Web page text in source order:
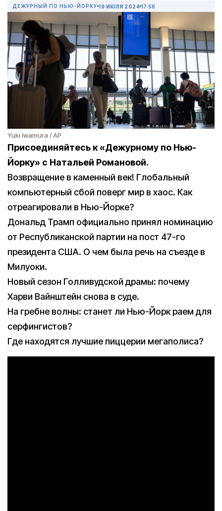
ДЕЖУРНЫЙ ПО НЬЮ-ЙОРКУ 19 ИЮЛЯ 2024 17:58
Yuki Iwamura / AP
Присоединяйтесь к «Дежурному по Нью-
Йорку» с Натальей Романовой.
Возвращение в каменный век! Глобальный
компьютерный сбой поверг мир в хаос. Как
отреагировали в Нью-Йорке?
Дональд Трамп официально принял номинацию
от Республиканской партии на пост 47-го
президента США. О чем была речь на съезде в
Милуоки.
Новый сезон Голливудской драмы: почему
Харви Вайнштейн снова в суде.
На гребне волны: станет ли Нью-Йорк раем для
серфингистов?
Где находятся лучшие пиццерии мегаполиса?